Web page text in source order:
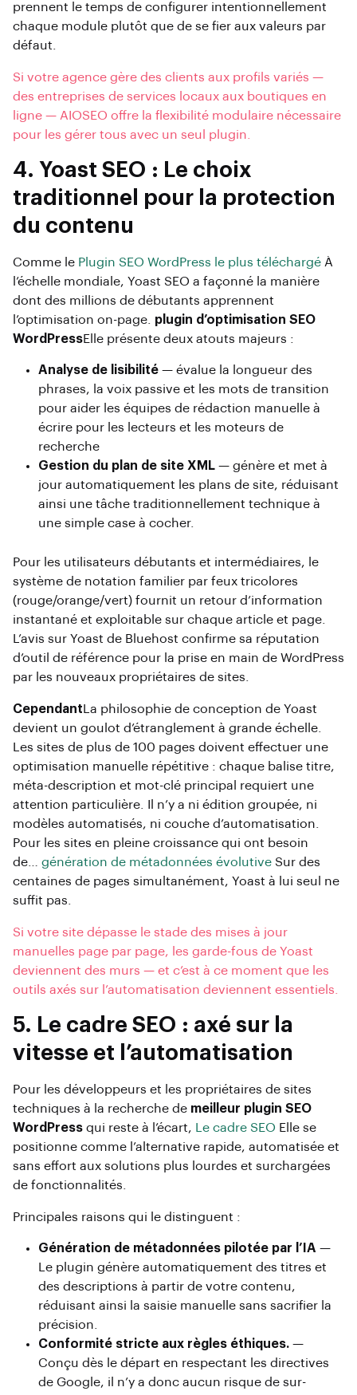
prennent le temps de configurer intentionnellement
chaque module plutôt que de se fier aux valeurs par
défaut.
Si votre agence gère des clients aux profils variés —
des entreprises de services locaux aux boutiques en
ligne — AIOSEO offre la flexibilité modulaire nécessaire
pour les gérer tous avec un seul plugin.
4. Yoast SEO : Le choix
traditionnel pour la protection
du contenu
Comme le Plugin SEO WordPress le plus téléchargé À
l’échelle mondiale, Yoast SEO a façonné la manière
dont des millions de débutants apprennent
l’optimisation on-page. plugin d’optimisation SEO
WordPressElle présente deux atouts majeurs :
Analyse de lisibilité — évalue la longueur des
phrases, la voix passive et les mots de transition
pour aider les équipes de rédaction manuelle à
écrire pour les lecteurs et les moteurs de
recherche
Gestion du plan de site XML — génère et met à
jour automatiquement les plans de site, réduisant
ainsi une tâche traditionnellement technique à
une simple case à cocher.
Pour les utilisateurs débutants et intermédiaires, le
système de notation familier par feux tricolores
(rouge/orange/vert) fournit un retour d’information
instantané et exploitable sur chaque article et page.
L’avis sur Yoast de Bluehost confirme sa réputation
d’outil de référence pour la prise en main de WordPress
par les nouveaux propriétaires de sites.
Cependant La philosophie de conception de Yoast
devient un goulot d’étranglement à grande échelle.
Les sites de plus de 100 pages doivent effectuer une
optimisation manuelle répétitive : chaque balise titre,
méta-description et mot-clé principal requiert une
attention particulière. Il n’y a ni édition groupée, ni
modèles automatisés, ni couche d’automatisation.
Pour les sites en pleine croissance qui ont besoin
de… génération de métadonnées évolutive Sur des
centaines de pages simultanément, Yoast à lui seul ne
suffit pas.
Si votre site dépasse le stade des mises à jour
manuelles page par page, les garde-fous de Yoast
deviennent des murs — et c’est à ce moment que les
outils axés sur l’automatisation deviennent essentiels.
5. Le cadre SEO : axé sur la
vitesse et l’automatisation
Pour les développeurs et les propriétaires de sites
techniques à la recherche de meilleur plugin SEO
WordPress qui reste à l’écart, Le cadre SEO Elle se
positionne comme l’alternative rapide, automatisée et
sans effort aux solutions plus lourdes et surchargées
de fonctionnalités.
Principales raisons qui le distinguent :
Génération de métadonnées pilotée par l’IA —
Le plugin génère automatiquement des titres et
des descriptions à partir de votre contenu,
réduisant ainsi la saisie manuelle sans sacrifier la
précision.
Conformité stricte aux règles éthiques. —
Conçu dès le départ en respectant les directives
de Google, il n’y a donc aucun risque de sur-